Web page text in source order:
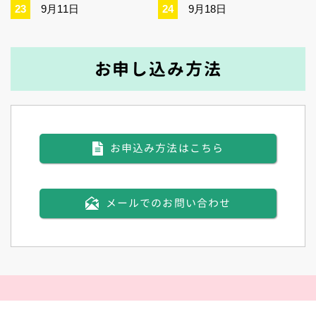
9月11日 9月18日
お申し込み方法
お申込み方法はこちら
メールでのお問い合わせ